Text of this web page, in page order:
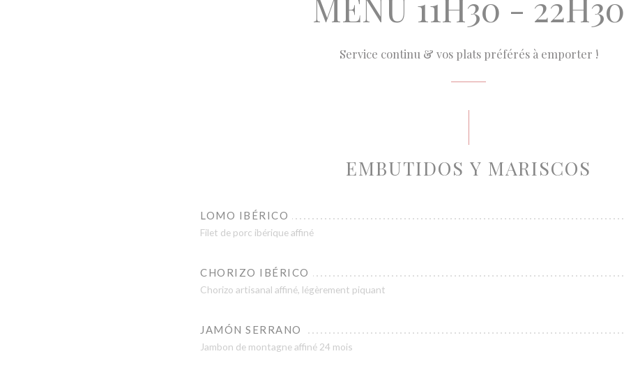
Service continu & vos plats préférés à emporter !
EMBUTIDOS Y MARISCOS
LOMO IBÉRICO
Filet de porc ibérique affiné
CHORIZO IBÉRICO
Chorizo artisanal affiné, légèrement piquant
JAMÓN SERRANO
Jambon de montagne affiné 24 mois